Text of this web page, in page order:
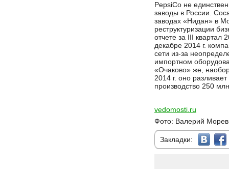
PepsiCo не
заводы в России.
заводах «Нидан» в
реструктуризации
отчете за III квартал
декабре 2014 г.
сети из-за
импортном
«Очаково» же,
2014 г. оно
производство 250
vedomosti.ru
Фото: Валерий
Закладки: